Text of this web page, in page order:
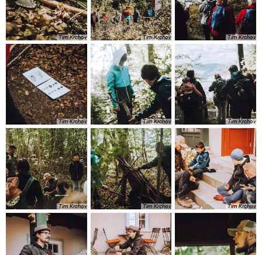
Tim Krchov Tim Krchov Tim Krchov
Tim Krchov Tim Krchov Tim Krchov
Tim Krchov Tim Krchov Tim Krchov